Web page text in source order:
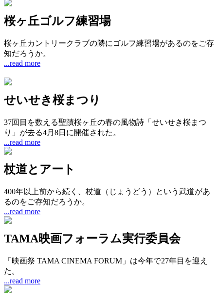
桜ヶ丘ゴルフ練習場
桜ヶ丘カントリークラブの隣にゴルフ練習場があるのをご存
知だろうか。
...read more
せいせき桜まつり
37回目を数える聖蹟桜ヶ丘の春の風物詩「せいせき桜まつ
り」が去る4月8日に開催された。
...read more
杖道とアート
400年以上前から続く、杖道（じょうどう）という武道があ
るのをご存知だろうか。
...read more
TAMA映画フォーラム実行委員会
「映画祭 TAMA CINEMA FORUM」は今年で27年目を迎え
た。
...read more